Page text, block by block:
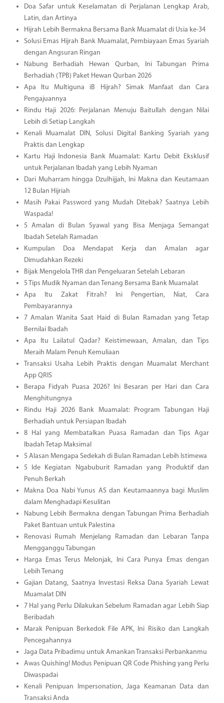
Doa Safar untuk Keselamatan di Perjalanan Lengkap Arab,
Latin, dan Artinya
Hijrah Lebih Bermakna Bersama Bank Muamalat di Usia ke-34
Solusi Emas Hijrah Bank Muamalat, Pembiayaan Emas Syariah
dengan Angsuran Ringan
Nabung Berhadiah Hewan Qurban, Ini Tabungan Prima
Berhadiah (TPB) Paket Hewan Qurban 2026
Apa Itu Multiguna iB Hijrah? Simak Manfaat dan Cara
Pengajuannya
Rindu Haji 2026: Perjalanan Menuju Baitullah dengan Nilai
Lebih di Setiap Langkah
Kenali Muamalat DIN, Solusi Digital Banking Syariah yang
Praktis dan Lengkap
Kartu Haji Indonesia Bank Muamalat: Kartu Debit Eksklusif
untuk Perjalanan Ibadah yang Lebih Nyaman
Dari Muharram hingga Dzulhijjah, Ini Makna dan Keutamaan
12 Bulan Hijriah
Masih Pakai Password yang Mudah Ditebak? Saatnya Lebih
Waspada!
5 Amalan di Bulan Syawal yang Bisa Menjaga Semangat
Ibadah Setelah Ramadan
Kumpulan Doa Mendapat Kerja dan Amalan agar
Dimudahkan Rezeki
Bijak Mengelola THR dan Pengeluaran Setelah Lebaran
5 Tips Mudik Nyaman dan Tenang Bersama Bank Muamalat
Apa Itu Zakat Fitrah? Ini Pengertian, Niat, Cara
Pembayarannya
7 Amalan Wanita Saat Haid di Bulan Ramadan yang Tetap
Bernilai Ibadah
Apa Itu Lailatul Qadar? Keistimewaan, Amalan, dan Tips
Meraih Malam Penuh Kemuliaan
Transaksi Usaha Lebih Praktis dengan Muamalat Merchant
App QRIS
Berapa Fidyah Puasa 2026? Ini Besaran per Hari dan Cara
Menghitungnya
Rindu Haji 2026 Bank Muamalat: Program Tabungan Haji
Berhadiah untuk Persiapan Ibadah
8 Hal yang Membatalkan Puasa Ramadan dan Tips Agar
Ibadah Tetap Maksimal
5 Alasan Mengapa Sedekah di Bulan Ramadan Lebih Istimewa
5 Ide Kegiatan Ngabuburit Ramadan yang Produktif dan
Penuh Berkah
Makna Doa Nabi Yunus AS dan Keutamaannya bagi Muslim
dalam Menghadapi Kesulitan
Nabung Lebih Bermakna dengan Tabungan Prima Berhadiah
Paket Bantuan untuk Palestina
Renovasi Rumah Menjelang Ramadan dan Lebaran Tanpa
Mengganggu Tabungan
Harga Emas Terus Melonjak, Ini Cara Punya Emas dengan
Lebih Tenang
Gajian Datang, Saatnya Investasi Reksa Dana Syariah Lewat
Muamalat DIN
7 Hal yang Perlu Dilakukan Sebelum Ramadan agar Lebih Siap
Beribadah
Marak Penipuan Berkedok File APK, Ini Risiko dan Langkah
Pencegahannya
Jaga Data Pribadimu untuk Amankan Transaksi Perbankanmu
Awas Quishing! Modus Penipuan QR Code Phishing yang Perlu
Diwaspadai
Kenali Penipuan Impersonation, Jaga Keamanan Data dan
Transaksi Anda